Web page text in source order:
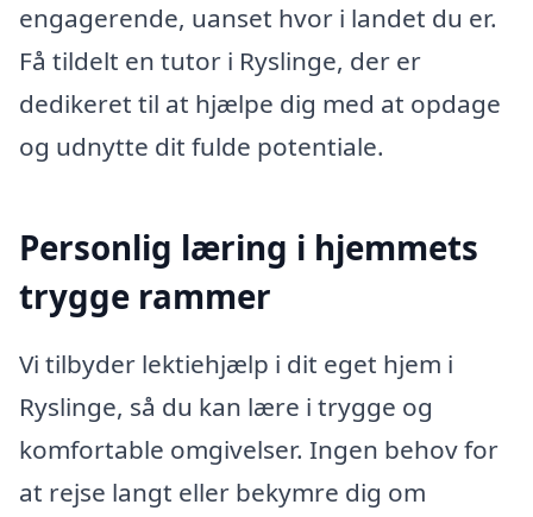
engagerende, uanset hvor i landet du er.
Få tildelt en tutor i Ryslinge, der er
dedikeret til at hjælpe dig med at opdage
og udnytte dit fulde potentiale.
Personlig læring i hjemmets
trygge rammer
Vi tilbyder lektiehjælp i dit eget hjem i
Ryslinge, så du kan lære i trygge og
komfortable omgivelser. Ingen behov for
at rejse langt eller bekymre dig om